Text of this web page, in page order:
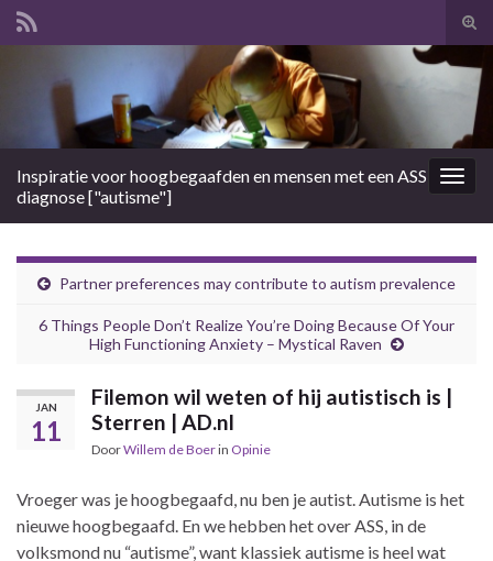
Search for:
Inspiratie voor hoogbegaafden en mensen met een ASS
diagnose ["autisme"]
Partner preferences may contribute to autism prevalence
6 Things People Don’t Realize You’re Doing Because Of Your
High Functioning Anxiety – Mystical Raven
JAN
11
Filemon wil weten of hij autistisch is |
Sterren | AD.nl
DoorWillem de Boerin Opinie
Vroeger was je hoogbegaafd, nu ben je autist. Autisme is het
nieuwe hoogbegaafd. En we hebben het over ASS, in de
volksmond nu “autisme”, want klassiek autisme is heel wat